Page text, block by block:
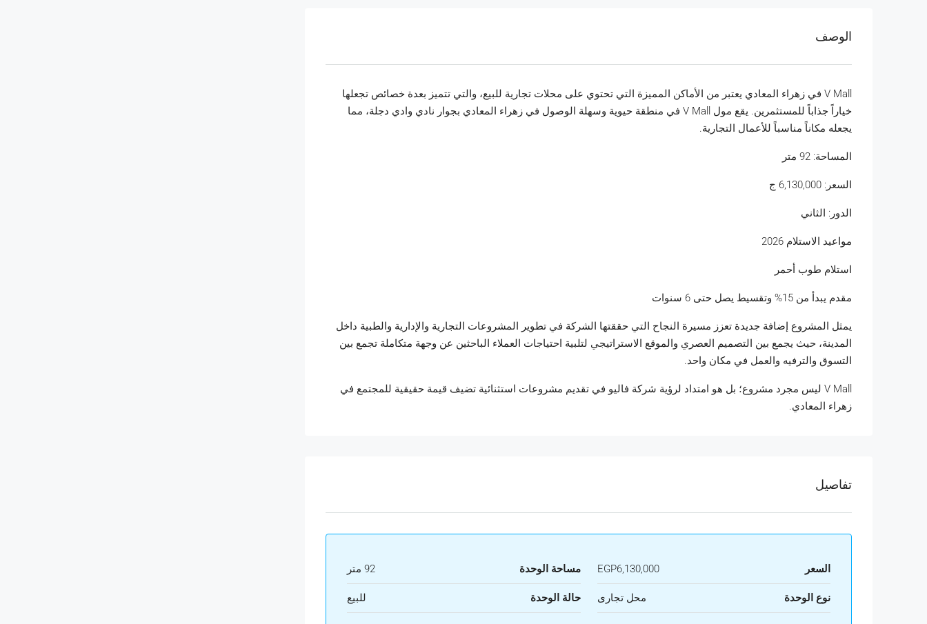
الوصف
V Mall في زهراء المعادي يعتبر من الأماكن المميزة التي تحتوي على محلات تجارية للبيع، والتي تتميز بعدة خصائص تجعلها
خياراً جذاباً للمستثمرين. يقع مول V Mall في منطقة حيوية وسهلة الوصول في زهراء المعادي بجوار نادي وادي دجلة، مما
يجعله مكاناً مناسباً للأعمال التجارية.
المساحة: 92 متر
السعر: 6,130,000 ج
الدور: الثاني
مواعيد الاستلام 2026
استلام طوب أحمر
مقدم يبدأ من 15% وتقسيط يصل حتى 6 سنوات
يمثل المشروع إضافة جديدة تعزز مسيرة النجاح التي حققتها الشركة في تطوير المشروعات التجارية والإدارية والطبية داخل
المدينة، حيث يجمع بين التصميم العصري والموقع الاستراتيجي لتلبية احتياجات العملاء الباحثين عن وجهة متكاملة تجمع بين
التسوق والترفيه والعمل في مكان واحد.
V Mall ليس مجرد مشروع؛ بل هو امتداد لرؤية شركة فاليو في تقديم مشروعات استثنائية تضيف قيمة حقيقية للمجتمع في
زهراء المعادي.
تفاصيل
السعر EGP6,130,000 مساحة الوحدة 92 متر
نوع الوحدة محل تجارى حالة الوحدة للبيع